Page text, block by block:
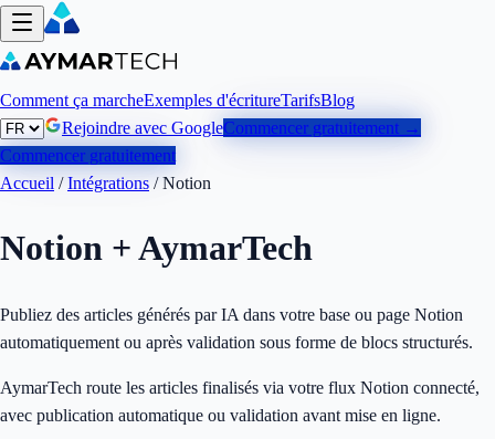
Comment ça marcheExemples d'écritureTarifsBlog
Rejoindre avec GoogleCommencer gratuitement →
Commencer gratuitement
Accueil / Intégrations /Notion
Notion + AymarTech
Publiez des articles générés par IA dans votre base ou page Notion
automatiquement ou après validation sous forme de blocs structurés.
AymarTech route les articles finalisés via votre flux Notion connecté,
avec publication automatique ou validation avant mise en ligne.